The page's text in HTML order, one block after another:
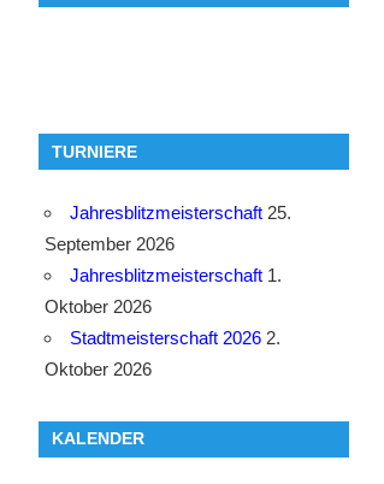
TURNIERE
Jahresblitzmeisterschaft25.
September 2026
Jahresblitzmeisterschaft1.
Oktober 2026
Stadtmeisterschaft 20262.
Oktober 2026
KALENDER